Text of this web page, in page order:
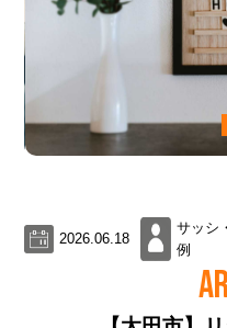
2026.06.18
サッシ
例